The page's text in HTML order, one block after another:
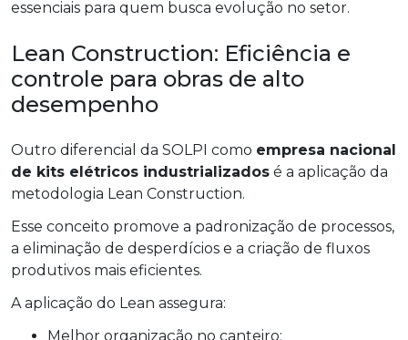
essenciais para quem busca evolução no setor.
Lean Construction: Eficiência e
controle para obras de alto
desempenho
Outro diferencial da SOLPI como empresa nacional
de kits elétricos industrializados é a aplicação da
metodologia Lean Construction.
Esse conceito promove a padronização de processos,
a eliminação de desperdícios e a criação de fluxos
produtivos mais eficientes.
A aplicação do Lean assegura:
Melhor organização no canteiro;